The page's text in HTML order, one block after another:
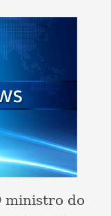
ministro do